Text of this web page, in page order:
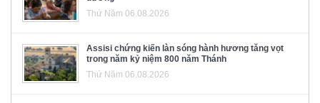
Thứ Năm 06.08.2026
Assisi chứng kiến làn sóng hành hương tăng vọt
trong năm kỷ niệm 800 năm Thánh
Thứ Năm 06.08.2026